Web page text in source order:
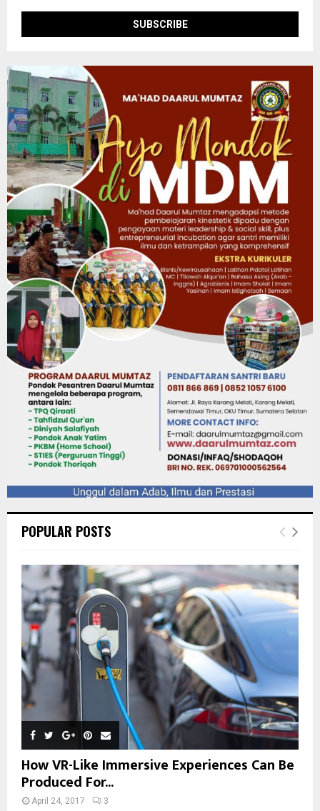
POPULAR POSTS
How VR-Like Immersive Experiences Can Be
Produced For...
April 24, 2017 3